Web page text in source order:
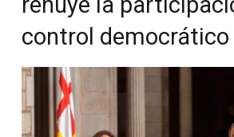
control democrático